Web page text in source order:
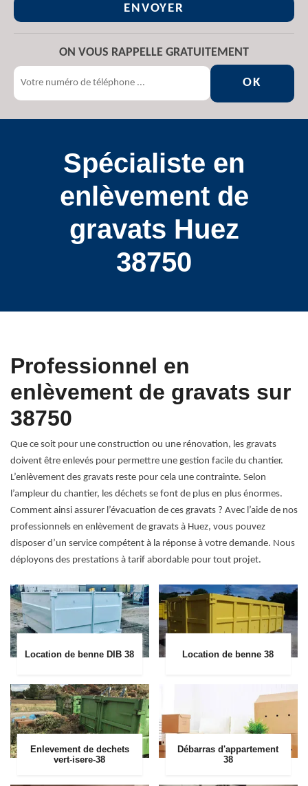
ON VOUS RAPPELLE GRATUITEMENT
Spécialiste en
enlèvement de
gravats Huez
38750
Professionnel en
enlèvement de gravats sur
38750
Que ce soit pour une construction ou une rénovation, les gravats
doivent être enlevés pour permettre une gestion facile du chantier.
L’enlèvement des gravats reste pour cela une contrainte. Selon
l’ampleur du chantier, les déchets se font de plus en plus énormes.
Comment ainsi assurer l’évacuation de ces gravats ? Avec l’aide de nos
professionnels en enlèvement de gravats à Huez, vous pouvez
disposer d’un service compétent à la réponse à votre demande. Nous
déployons des prestations à tarif abordable pour tout projet.
Location de benne DIB 38 Location de benne 38
Enlevement de dechets
vert-isere-38
Débarras d'appartement
38